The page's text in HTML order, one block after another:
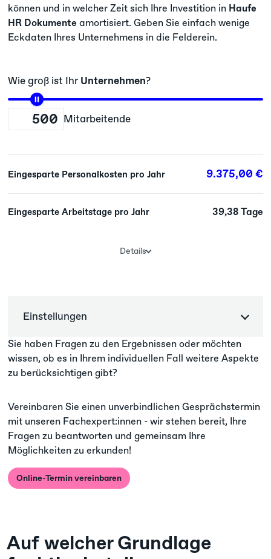
können und in welcher Zeit sich Ihre Investition in Haufe
HR Dokumenteamortisiert. Geben Sie einfach wenige
Eckdaten Ihres Unternehmens in die Felderein.
Wie groß ist Ihr Unternehmen?
Mitarbeitende
Eingesparte Personalkosten pro Jahr 9.375,00 €
Eingesparte Arbeitstage pro Jahr 39,38 Tage
Details
Amortisationsdauer 8,96 Monate
Einstellungen
Bearbeitungszeit pro HR-
Dokument
Min
Jahresgehalt HR-Service MA €
Sie haben Fragen zu den Ergebnissen oder möchten
wissen, ob es in Ihrem individuellen Fall weitere Aspekte
zu berücksichtigen gibt?
Vereinbaren Sie einen unverbindlichen Gesprächstermin
mit unseren Fachexpert:innen - wir stehen bereit, Ihre
Fragen zu beantworten und gemeinsam Ihre
Möglichkeiten zu erkunden!
Online-Termin vereinbaren
Auf welcher Grundlage